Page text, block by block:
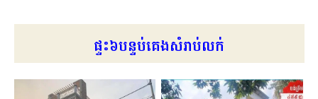
ផ្ទះ៦បន្ទប់គេងសំរាប់លក់